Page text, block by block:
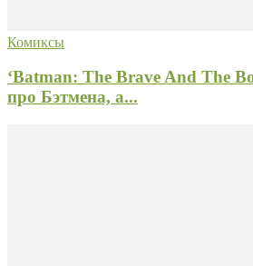
Комиксы
‘Batman: The Brave And The
про Бэтмена, а...